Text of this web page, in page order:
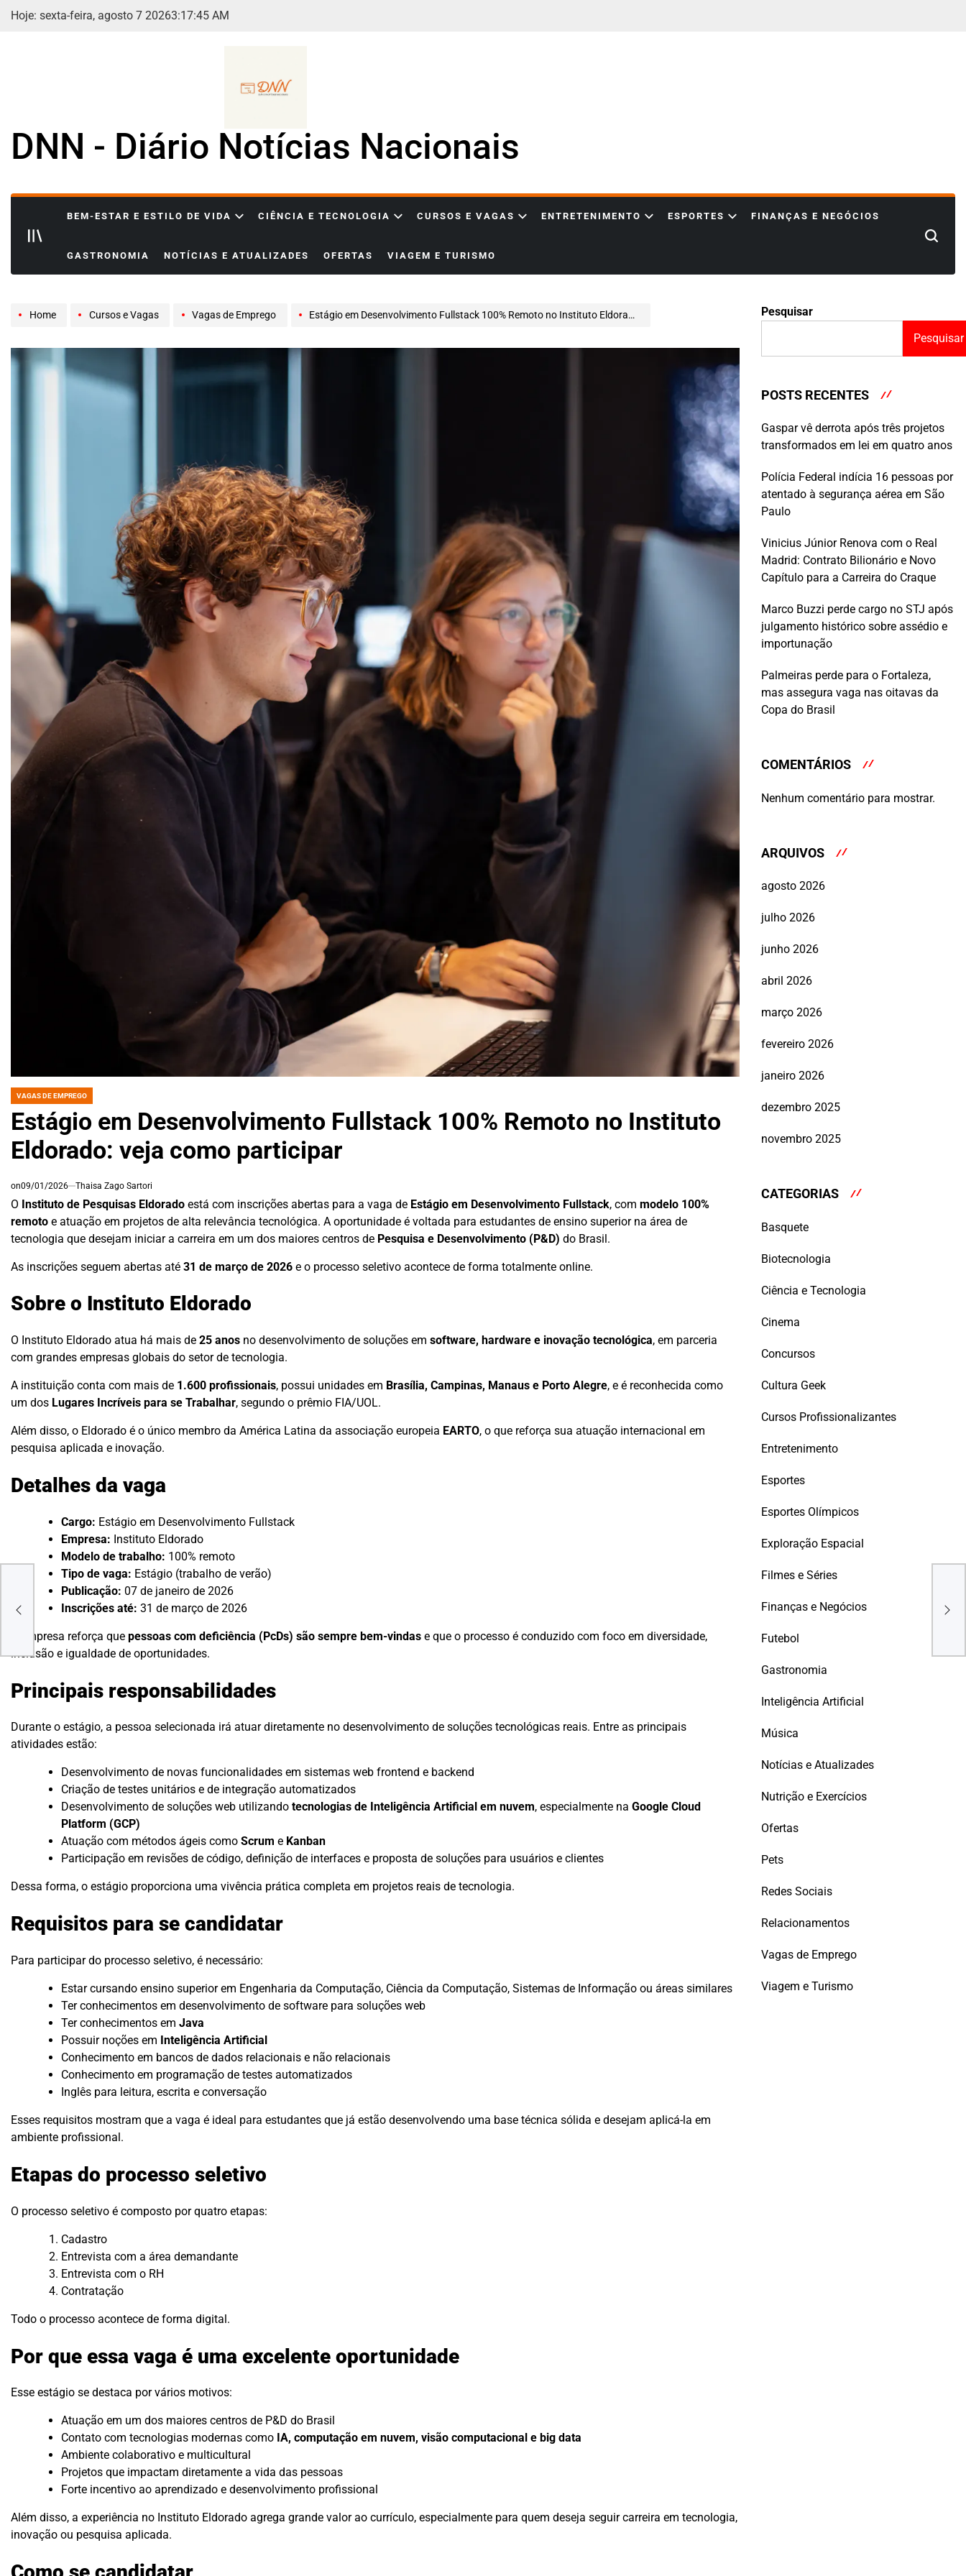
Skip
Hoje: sexta-feira, agosto 7 20263:17:47 AM
DNN - Diário Notícias Nacionais
BEM-ESTAR E ESTILO DE VIDA CIÊNCIA E TECNOLOGIA CURSOS E VAGAS ENTRETENIMENTO ESPORTES FINANÇAS E NEGÓCIOS
GASTRONOMIA NOTÍCIAS E ATUALIZADES OFERTAS VIAGEM E TURISMO
Search
Home Cursos e Vagas Vagas de Emprego Estágio em Desenvolvimento Fullstack 100% Remoto no Instituto Eldorado: veja como participar
POSTED
VAGAS DE EMPREGO
Estágio em Desenvolvimento Fullstack 100% Remoto no Instituto
Eldorado: veja como participar
on09/01/2026 Thaisa Zago Sartori
O Instituto de Pesquisas Eldorado está com inscrições abertas para a vaga de Estágio em Desenvolvimento Fullstack, com modelo 100%
remoto e atuação em projetos de alta relevância tecnológica. A oportunidade é voltada para estudantes de ensino superior na área de
tecnologia que desejam iniciar a carreira em um dos maiores centros de Pesquisa e Desenvolvimento (P&D) do Brasil.
As inscrições seguem abertas até 31 de março de 2026 e o processo seletivo acontece de forma totalmente online.
Sobre o Instituto Eldorado
O Instituto Eldorado atua há mais de 25 anos no desenvolvimento de soluções em software, hardware e inovação tecnológica, em parceria
com grandes empresas globais do setor de tecnologia.
A instituição conta com mais de 1.600 profissionais, possui unidades em Brasília, Campinas, Manaus e Porto Alegre, e é reconhecida como
um dos Lugares Incríveis para se Trabalhar, segundo o prêmio FIA/UOL.
Além disso, o Eldorado é o único membro da América Latina da associação europeia EARTO, o que reforça sua atuação internacional em
pesquisa aplicada e inovação.
Detalhes da vaga
Cargo: Estágio em Desenvolvimento Fullstack
Empresa: Instituto Eldorado
Modelo de trabalho: 100% remoto
Tipo de vaga: Estágio (trabalho de verão)
Publicação: 07 de janeiro de 2026
Inscrições até: 31 de março de 2026
A empresa reforça que pessoas com deficiência (PcDs) são sempre bem-vindas e que o processo é conduzido com foco em diversidade,
inclusão e igualdade de oportunidades.
Principais responsabilidades
Durante o estágio, a pessoa selecionada irá atuar diretamente no desenvolvimento de soluções tecnológicas reais. Entre as principais
atividades estão:
Desenvolvimento de novas funcionalidades em sistemas web frontend e backend
Criação de testes unitários e de integração automatizados
Desenvolvimento de soluções web utilizando tecnologias de Inteligência Artificial em nuvem, especialmente na Google Cloud
Platform (GCP)
Atuação com métodos ágeis como Scrum e Kanban
Participação em revisões de código, definição de interfaces e proposta de soluções para usuários e clientes
Dessa forma, o estágio proporciona uma vivência prática completa em projetos reais de tecnologia.
Requisitos para se candidatar
Para participar do processo seletivo, é necessário:
Estar cursando ensino superior em Engenharia da Computação, Ciência da Computação, Sistemas de Informação ou áreas similares
Ter conhecimentos em desenvolvimento de software para soluções web
Ter conhecimentos em Java
Possuir noções em Inteligência Artificial
Conhecimento em bancos de dados relacionais e não relacionais
Conhecimento em programação de testes automatizados
Inglês para leitura, escrita e conversação
Esses requisitos mostram que a vaga é ideal para estudantes que já estão desenvolvendo uma base técnica sólida e desejam aplicá-la em
ambiente profissional.
Etapas do processo seletivo
O processo seletivo é composto por quatro etapas:
Cadastro
Entrevista com a área demandante
Entrevista com o RH
Contratação
Todo o processo acontece de forma digital.
Por que essa vaga é uma excelente oportunidade
Esse estágio se destaca por vários motivos:
Atuação em um dos maiores centros de P&D do Brasil
Contato com tecnologias modernas como IA, computação em nuvem, visão computacional e big data
Ambiente colaborativo e multicultural
Projetos que impactam diretamente a vida das pessoas
Forte incentivo ao aprendizado e desenvolvimento profissional
Além disso, a experiência no Instituto Eldorado agrega grande valor ao currículo, especialmente para quem deseja seguir carreira em tecnologia,
inovação ou pesquisa aplicada.
Pesquisar
Pesquisar
POSTS RECENTES
Gaspar vê derrota após três projetos
transformados em lei em quatro anos
Polícia Federal indícia 16 pessoas por
atentado à segurança aérea em São
Paulo
Vinicius Júnior Renova com o Real
Madrid: Contrato Bilionário e Novo
Capítulo para a Carreira do Craque
Marco Buzzi perde cargo no STJ após
julgamento histórico sobre assédio e
importunação
Palmeiras perde para o Fortaleza,
mas assegura vaga nas oitavas da
Copa do Brasil
COMENTÁRIOS
Nenhum comentário para mostrar.
ARQUIVOS
agosto 2026
julho 2026
junho 2026
abril 2026
março 2026
fevereiro 2026
janeiro 2026
dezembro 2025
novembro 2025
CATEGORIAS
Basquete
Biotecnologia
Ciência e Tecnologia
Cinema
Concursos
Cultura Geek
Cursos Profissionalizantes
Entretenimento
Esportes
Esportes Olímpicos
Exploração Espacial
Filmes e Séries
Finanças e Negócios
Futebol
Gastronomia
Inteligência Artificial
Música
Notícias e Atualizades
Nutrição e Exercícios
Ofertas
Pets
Redes Sociais
Relacionamentos
Vagas de Emprego
Viagem e Turismo